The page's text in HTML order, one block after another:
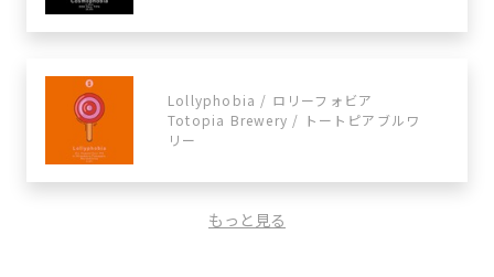
Lollyphobia / ロリーフォビア
Totopia Brewery / トートピアブルワ
リー
もっと見る